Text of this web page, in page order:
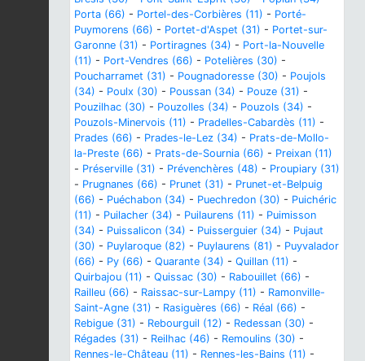
Porta (66) - Portel-des-Corbières (11) - Porté-
Puymorens (66) - Portet-d'Aspet (31) - Portet-sur-
Garonne (31) - Portiragnes (34) - Port-la-Nouvelle
(11) - Port-Vendres (66) - Potelières (30) -
Poucharramet (31) - Pougnadoresse (30) - Poujols
(34) - Poulx (30) - Poussan (34) - Pouze (31) -
Pouzilhac (30) - Pouzolles (34) - Pouzols (34) -
Pouzols-Minervois (11) - Pradelles-Cabardès (11) -
Prades (66) - Prades-le-Lez (34) - Prats-de-Mollo-
la-Preste (66) - Prats-de-Sournia (66) - Preixan (11)
- Préserville (31) - Prévenchères (48) - Proupiary (31)
- Prugnanes (66) - Prunet (31) - Prunet-et-Belpuig
(66) - Puéchabon (34) - Puechredon (30) - Puichéric
(11) - Puilacher (34) - Puilaurens (11) - Puimisson
(34) - Puissalicon (34) - Puisserguier (34) - Pujaut
(30) - Puylaroque (82) - Puylaurens (81) - Puyvalador
(66) - Py (66) - Quarante (34) - Quillan (11) -
Quirbajou (11) - Quissac (30) - Rabouillet (66) -
Railleu (66) - Raissac-sur-Lampy (11) - Ramonville-
Saint-Agne (31) - Rasiguères (66) - Réal (66) -
Rebigue (31) - Rebourguil (12) - Redessan (30) -
Régades (31) - Reilhac (46) - Remoulins (30) -
Rennes-le-Château (11) - Rennes-les-Bains (11) -